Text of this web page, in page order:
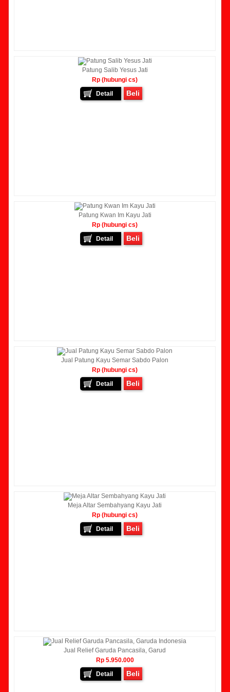
Patung Salib Yesus Jati
Rp (hubungi cs)
Detail
Beli
Patung Kwan Im Kayu Jati
Rp (hubungi cs)
Detail
Beli
Jual Patung Kayu Semar Sabdo Palon
Rp (hubungi cs)
Detail
Beli
Meja Altar Sembahyang Kayu Jati
Rp (hubungi cs)
Detail
Beli
Jual Relief Garuda Pancasila, Garud
Rp 5.950.000
Detail
Beli